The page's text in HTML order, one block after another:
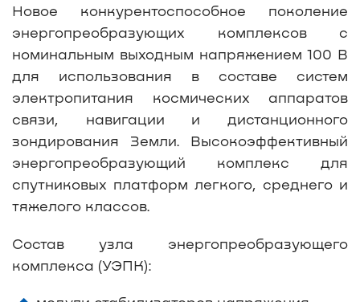
Новое конкурентоспособное поколение
энергопреобразующих комплексов с
номинальным выходным напряжением 100 В
для использования в составе систем
электропитания космических аппаратов
связи, навигации и дистанционного
зондирования Земли. Высокоэффективный
энергопреобразующий комплекс для
спутниковых платформ легкого, среднего и
тяжелого классов.
Состав узла энергопреобразующего
комплекса (УЭПК):